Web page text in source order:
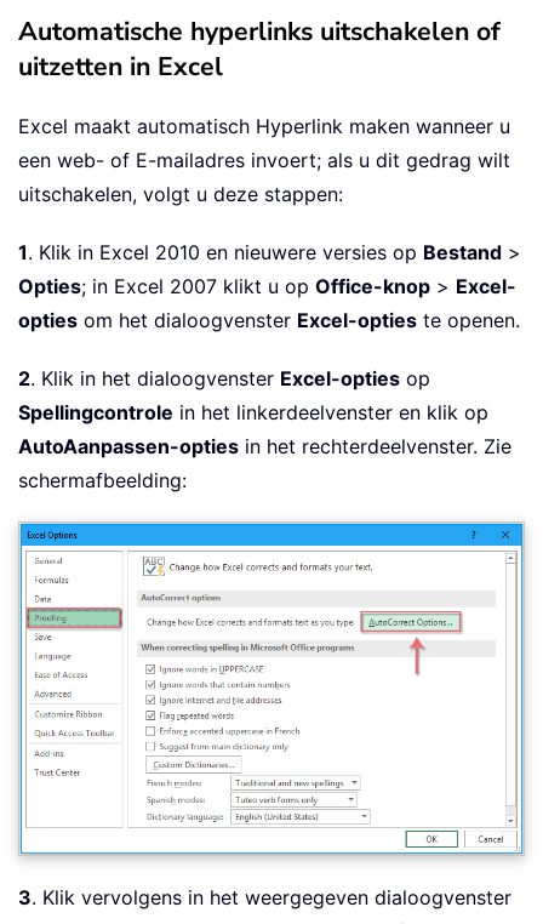
Automatische hyperlinks uitschakelen of
uitzetten in Excel
Excel maakt automatisch Hyperlink maken wanneer u
een web- of E-mailadres invoert; als u dit gedrag wilt
uitschakelen, volgt u deze stappen:
1. Klik in Excel 2010 en nieuwere versies op Bestand >
Opties; in Excel 2007 klikt u op Office-knop > Excel-
opties om het dialoogvenster Excel-opties te openen.
2. Klik in het dialoogvenster Excel-opties op
Spellingcontrole in het linkerdeelvenster en klik op
AutoAanpassen-opties in het rechterdeelvenster. Zie
schermafbeelding:
3. Klik vervolgens in het weergegeven dialoogvenster